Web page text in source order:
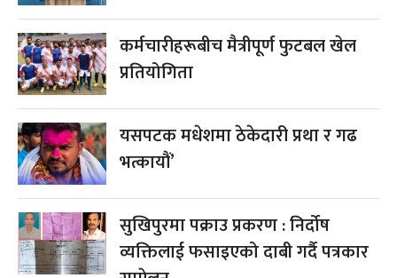
कर्मचारीहरूबीच मैत्रीपूर्ण फुटबल खेल
प्रतियोगिता
यसपटक मधेशमा ठेकेदारी प्रथा र गढ
भत्कायौं’
सुखिपुरमा पक्राउ प्रकरण : निर्दोष
व्यक्तिलाई फसाइएको दाबी गर्दै पत्रकार